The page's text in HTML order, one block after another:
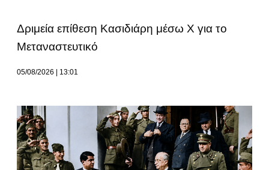
Δριμεία επίθεση Κασιδιάρη μέσω Χ για το
Μεταναστευτικό
05/08/2026 13:01